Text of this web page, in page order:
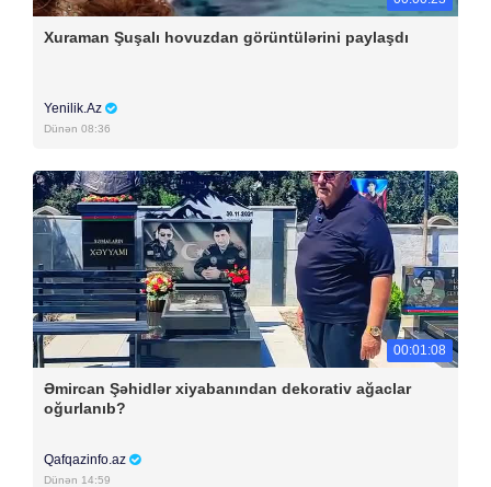
Xuraman Şuşalı hovuzdan görüntülərini paylaşdı
Yenilik.Az
Dünən 08:36
00:01:08
Əmircan Şəhidlər xiyabanından dekorativ ağaclar
oğurlanıb?
Qafqazinfo.az
Dünən 14:59